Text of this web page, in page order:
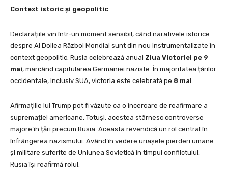
Context istoric și geopolitic
Declarațiile vin într-un moment sensibil, când narativele istorice
despre Al Doilea Război Mondial sunt din nou instrumentalizate în
context geopolitic. Rusia celebrează anual Ziua Victoriei pe 9
mai, marcând capitularea Germaniei naziste. În majoritatea țărilor
occidentale, inclusiv SUA, victoria este celebrată pe 8 mai.
Afirmațiile lui Trump pot fi văzute ca o încercare de reafirmare a
supremației americane. Totuși, acestea stârnesc controverse
majore în țări precum Rusia. Aceasta revendică un rol central în
înfrângerea nazismului. Având în vedere uriașele pierderi umane
și militare suferite de Uniunea Sovietică în timpul conflictului,
Rusia își reafirmă rolul.